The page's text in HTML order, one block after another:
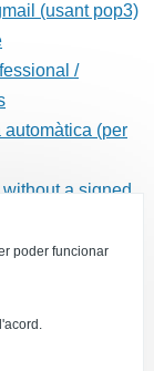
(usant pop3)
/
automàtica (per
a signed
poder funcionar